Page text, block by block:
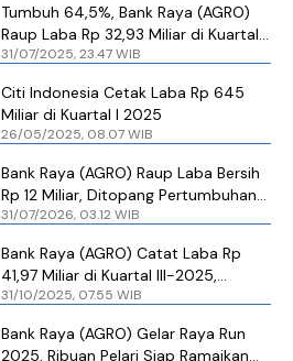
Tumbuh 64,5%, Bank Raya (AGRO)
Raup Laba Rp 32,93 Miliar di Kuartal II
2025
31/07/2025, 23.47 WIB
Citi Indonesia Cetak Laba Rp 645
Miliar di Kuartal I 2025
26/05/2025, 08.07 WIB
Bank Raya (AGRO) Raup Laba Bersih
Rp 12 Miliar, Ditopang Pertumbuhan
Bisnis Digital
31/07/2026, 03.12 WIB
Bank Raya (AGRO) Catat Laba Rp
41,97 Miliar di Kuartal III-2025,
Didorong Peningkatan Kredit Digital
31/10/2025, 07.55 WIB
Bank Raya (AGRO) Gelar Raya Run
2025, Ribuan Pelari Siap Ramaikan